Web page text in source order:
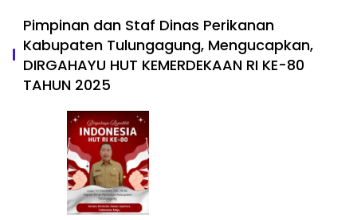
Pimpinan dan Staf Dinas Perikanan
Kabupaten Tulungagung, Mengucapkan,
DIRGAHAYU HUT KEMERDEKAAN RI KE-80
TAHUN 2025